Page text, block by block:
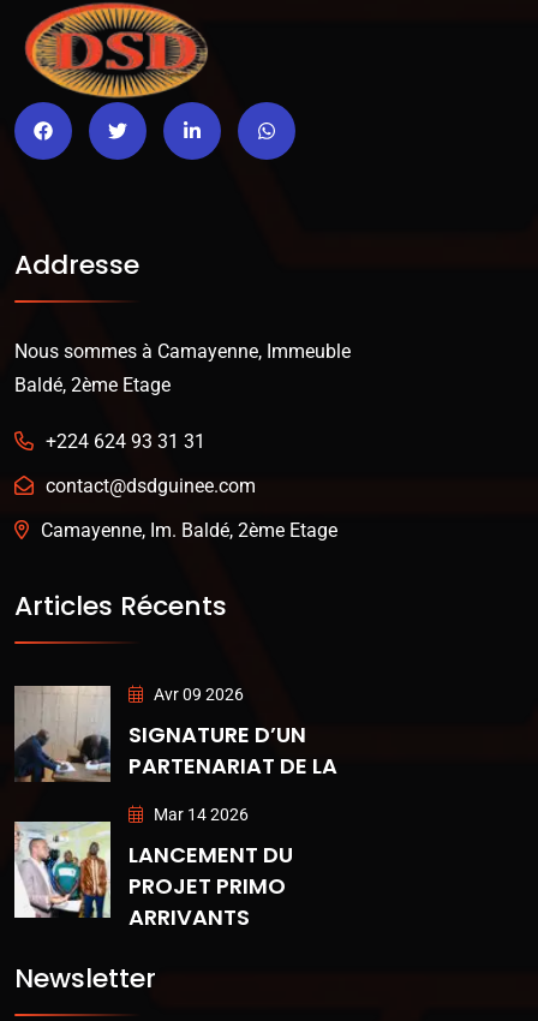
Addresse
Nous sommes à Camayenne, Immeuble
Baldé, 2ème Etage
+224 624 93 31 31
contact@dsdguinee.com
Camayenne, Im. Baldé, 2ème Etage
Articles Récents
Avr 09 2026
SIGNATURE D’UN
PARTENARIAT DE LA
Mar 14 2026
LANCEMENT DU
PROJET PRIMO
ARRIVANTS
Newsletter